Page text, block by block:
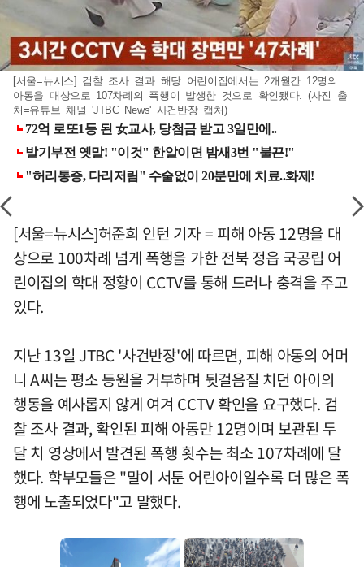
[서울=뉴시스] 검찰 조사 결과 해당 어린이집에서는 2개월간 12명의
아동을 대상으로 107차례의 폭행이 발생한 것으로 확인됐다. (사진 출
처=유튜브 채널 'JTBC News' 사건반장 캡처)
[서울=뉴시스]허준희 인턴 기자 = 피해 아동 12명을 대
상으로 100차례 넘게 폭행을 가한 전북 정읍 국공립 어
린이집의 학대 정황이 CCTV를 통해 드러나 충격을 주고
있다.
지난 13일 JTBC '사건반장'에 따르면, 피해 아동의 어머
니 A씨는 평소 등원을 거부하며 뒷걸음질 치던 아이의
행동을 예사롭지 않게 여겨 CCTV 확인을 요구했다. 검
찰 조사 결과, 확인된 피해 아동만 12명이며 보관된 두
달 치 영상에서 발견된 폭행 횟수는 최소 107차례에 달
했다. 학부모들은 "말이 서툰 어린아이일수록 더 많은 폭
행에 노출되었다"고 말했다.